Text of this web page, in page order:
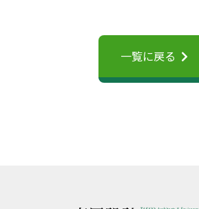
一覧に戻る